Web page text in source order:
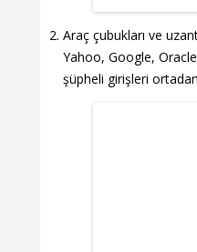
Araç çubukları ve
Yahoo, Google,
şüpheli girişleri